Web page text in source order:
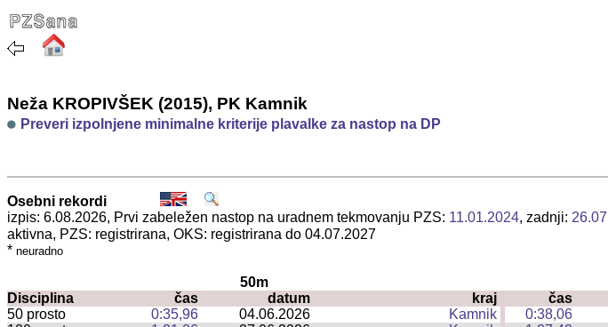
Neža KROPIVŠEK (2015), PK Kamnik
Preveri izpolnjene minimalne kriterije plavalke za nastop na DP
Osebni rekordi
izpis: 6.08.2026, Prvi zabeležen nastop na uradnem tekmovanju PZS: 11.01.2024, zadnji:
aktivna, PZS: registrirana, OKS: registrirana do 04.07.2027
* neuradno
50m
Disciplina
čas datum kraj čas
50 prosto
0:35,96 04.06.2026 Kamnik 0:38,06